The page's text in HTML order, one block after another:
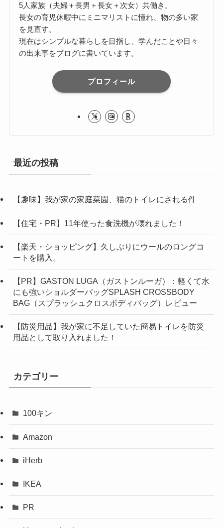
5人家族（夫婦＋長男＋長女＋次女）共働き。
長女の育児休暇中にミニマリストに憧れ、物の多い家
を見直す。
現在はシンプルな暮らしを目指し、学んだことや日々
の出来事をブログに書いています。
プロフィール
最近の投稿
【趣味】我が家の家庭菜園、猫のトイレにされる件
【住宅・PR】11年使った食洗機が壊れました！
【楽天・ショッピング】久しぶりにウールのロングコ
ートを購入。
【PR】GASTON LUGA（ガストンルーガ）：軽くて水
にも強いショルダーバッグSPLASH CROSSBODY
BAG（スプラッシュクロスボディバッグ）レビュー
【防災用品】我が家に不足していた簡易トイレを防災
用品として取り入れました！
カテゴリー
100キン
Amazon
iHerb
IKEA
PR